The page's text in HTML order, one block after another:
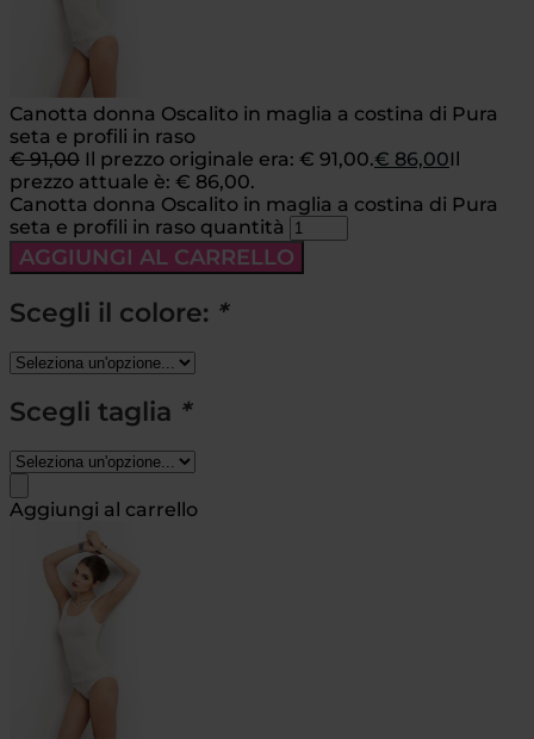
Canotta donna Oscalito in maglia a costina di Pura
seta e profili in raso
€91,00 Il prezzo originale era: € 91,00.€ 86,00Il
prezzo attuale è: € 86,00.
Canotta donna Oscalito in maglia a costina di Pura
seta e profili in raso quantità
AGGIUNGI AL CARRELLO
Scegli il colore: *
Scegli taglia *
Aggiungi al carrello